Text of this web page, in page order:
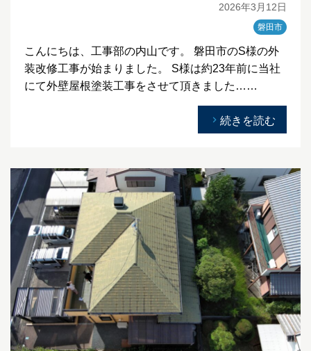
2026年3月12日
磐田市
こんにちは、工事部の内山です。 磐田市のS様の外
装改修工事が始まりました。 S様は約23年前に当社
にて外壁屋根塗装工事をさせて頂きました……
続きを読む